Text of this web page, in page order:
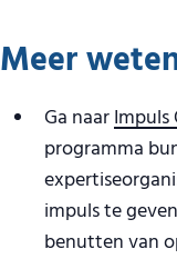
Meer
Ga naarImpuls
programma
impuls te
benutten van